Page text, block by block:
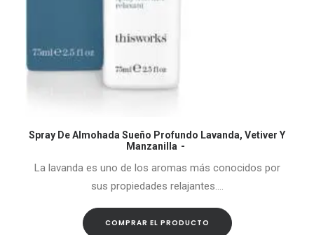
COMPRAR EL PRODUCTO
Spray De Almohada Sueño Profundo Lavanda, Vetiver Y
Manzanilla
La lavanda es uno de los aromas más conocidos por
sus propiedades relajantes.…
COMPRAR EL PRODUCTO